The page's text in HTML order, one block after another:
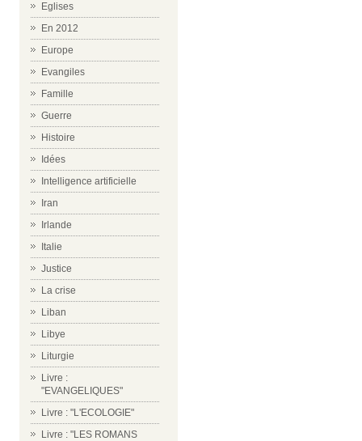
Eglises
En 2012
Europe
Evangiles
Famille
Guerre
Histoire
Idées
Intelligence artificielle
Iran
Irlande
Italie
Justice
La crise
Liban
Libye
Liturgie
Livre :
"EVANGELIQUES"
Livre : "L'ECOLOGIE"
Livre : "LES ROMANS